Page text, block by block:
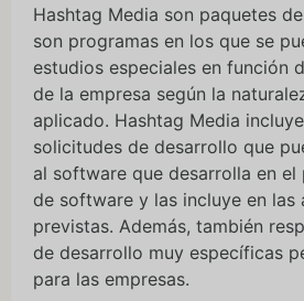
Hashtag Media son paquetes
son programas en los que se
estudios especiales en función
de la empresa según la
aplicado. Hashtag Media
solicitudes de desarrollo que
al software que desarrolla en
de software y las incluye en las
previstas. Además, también
de desarrollo muy específicas
para las empresas.